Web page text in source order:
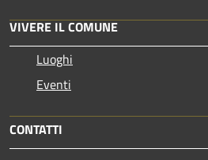
VIVERE IL COMUNE
Luoghi
Eventi
CONTATTI